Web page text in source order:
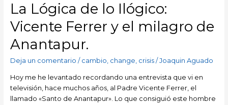
La Lógica de lo Ilógico:
Vicente Ferrer y el milagro de
Anantapur.
Deja un comentario / cambio change crisis/ Joaquin Aguado
Hoy me he levantado recordando una entrevista que vi en
televisión, hace muchos años, al Padre Vicente Ferrer, el
llamado «Santo de Anantapur». Lo que consiguió este hombre